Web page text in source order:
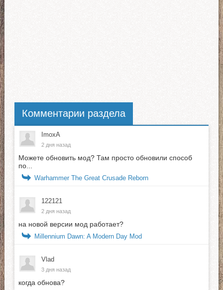
Комментарии раздела
ImoxA
2 дня назад
Можете обновить мод? Там просто обновили способ
по...
Warhammer The Great Crusade Reborn
122121
2 дня назад
на новой версии мод работает?
Millennium Dawn: A Modern Day Mod
Vlad
3 дня назад
когда обнова?